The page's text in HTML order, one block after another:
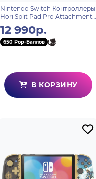
Nintendo Switch Контроллеры
Hori Split Pad Pro Attachment
(NSW-371U)
12 990р.
650 Pop-Баллов
В КОРЗИНУ